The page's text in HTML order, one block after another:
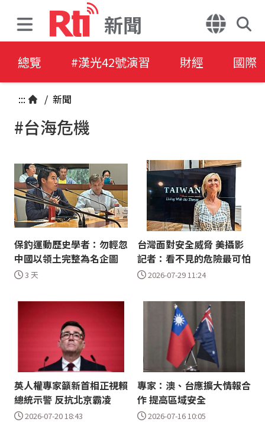
新聞
總覽 #漢光42號演習 財經 國際
::: / 新聞
#台海危機
保釣運動歷史學者：勿輕忽
中國以領土完整為名企圖
3 天
台灣面對安全威脅 美攝影
記者：看不見的危險最可怕
2026-07-29 11:24
英人權專家籲新首相正視賴
總統示警 反抗北京霸凌
2026-07-20 18:43
專家：澳、台應擴大情報合
作 提高區域安全
2026-07-16 10:05